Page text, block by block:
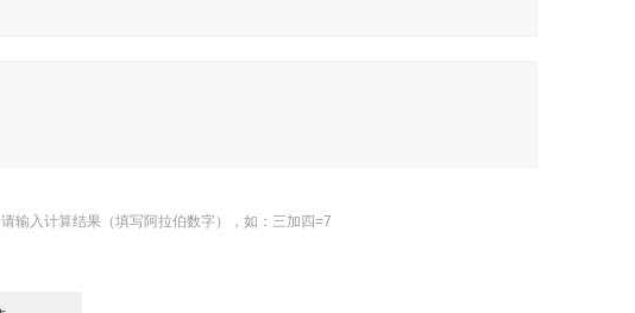
请输入计算结果（填写阿拉伯数字），如：三加四=7